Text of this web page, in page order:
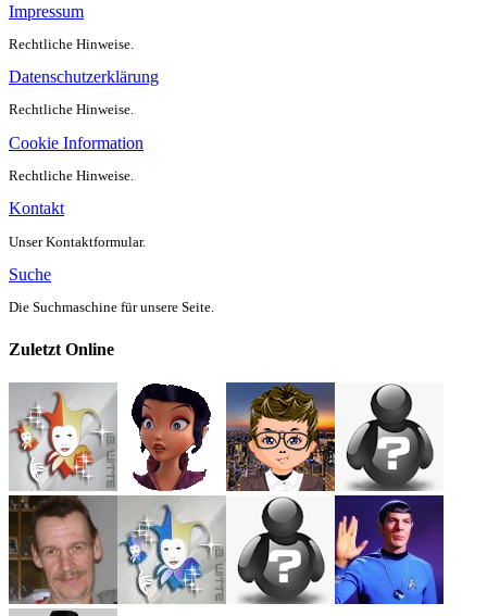
Impressum
Rechtliche Hinweise.
Datenschutzerklärung
Rechtliche Hinweise.
Cookie Information
Rechtliche Hinweise.
Kontakt
Unser Kontaktformular.
Suche
Die Suchmaschine für unsere Seite.
Zuletzt Online